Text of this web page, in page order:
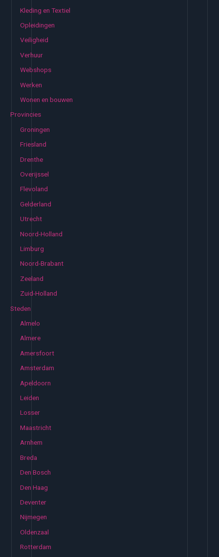
Kleding en Textiel
Opleidingen
Veiligheid
Verhuur
Webshops
Werken
Wonen en bouwen
Provincies
Groningen
Friesland
Drenthe
Overijssel
Flevoland
Gelderland
Utrecht
Noord-Holland
Limburg
Noord-Brabant
Zeeland
Zuid-Holland
Steden
Almelo
Almere
Amersfoort
Amsterdam
Apeldoorn
Leiden
Losser
Maastricht
Arnhem
Breda
Den Bosch
Den Haag
Deventer
Nijmegen
Oldenzaal
Rotterdam